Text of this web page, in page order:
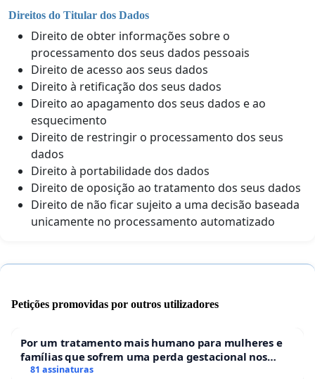
Direitos do Titular dos Dados
Direito de obter informações sobre o
processamento dos seus dados pessoais
Direito de acesso aos seus dados
Direito à retificação dos seus dados
Direito ao apagamento dos seus dados e ao
esquecimento
Direito de restringir o processamento dos seus
dados
Direito à portabilidade dos dados
Direito de oposição ao tratamento dos seus dados
Direito de não ficar sujeito a uma decisão baseada
unicamente no processamento automatizado
Petições promovidas por outros utilizadores
Por um tratamento mais humano para mulheres e
famílias que sofrem uma perda gestacional nos
hospitais portugueses
81 assinaturas